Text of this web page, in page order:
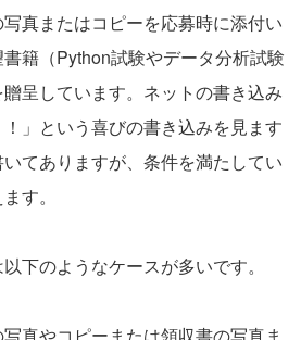
真またはコピーを応募時に添付い
籍（Python試験やデータ分析試験
呈しています。ネットの書き込み
」という喜びの書き込みを見ます
てありますが、条件を満たしてい
す。
下のようなケースが多いです。